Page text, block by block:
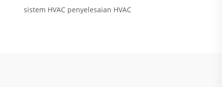
sistem HVAC penyelesaian HVAC